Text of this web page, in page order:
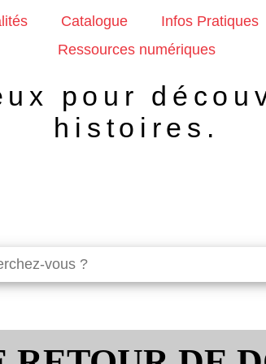
Catalogue Infos Pratiques
Ressources numériques
pour
histoires.